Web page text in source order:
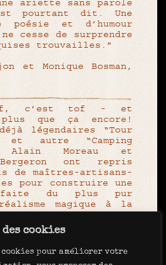
cookies
pour améliorer votre
Newsletter Contact